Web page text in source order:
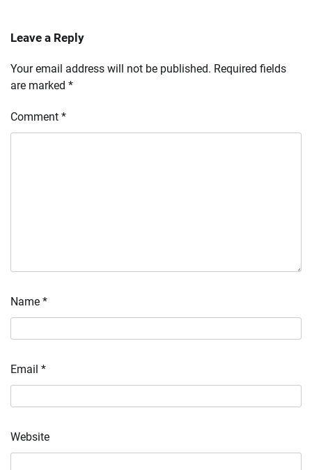
Leave a Reply
Your email address will not be published. Required fields
are marked *
Comment *
Name *
Email *
Website